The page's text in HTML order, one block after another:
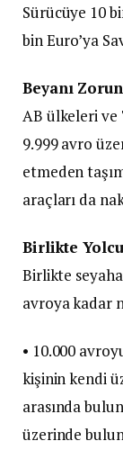
Sürücüye 10
bin Euro’ya
Beyanı
AB ülkeleri ve
9.999 avro
etmeden
araçları da
Birlikte
Birlikte
avroya kadar
• 10.000
kişinin kendi
arasında
üzerinde